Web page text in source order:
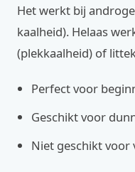
Het werkt bij
kaalheid). Helaas
(plekkaalheid) of
Perfect voor
Geschikt voor
Niet geschikt voor